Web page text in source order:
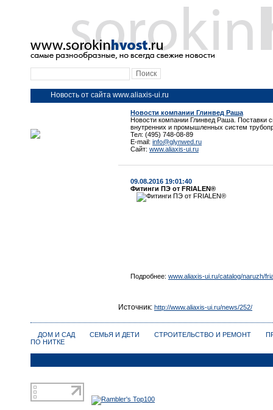
Новость от сайта www.aliaxis-ui.ru
Новости компании Глинвед Раша
Новости компании Глинвед Раша. Поставки
внутренних и промышленных систем
Тел: (495) 748-08-89
E-mail: info@glynwed.ru
Сайт: www.aliaxis-ui.ru
09.08.2016 19:01:40
Фитинги ПЭ от FRIALEN®
Подробнее: www.aliaxis-ui.ru/catalog/naruzh/
Источник: http://www.aliaxis-ui.ru/news/252/
ДОМ И САД СЕМЬЯ И ДЕТИ СТРОИТЕЛЬСТВО И РЕМОНТ
ПО НИТКЕ